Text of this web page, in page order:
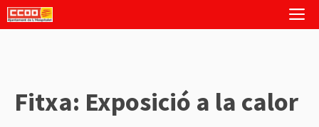
Vés
al
Fitxa: Exposició a la calor